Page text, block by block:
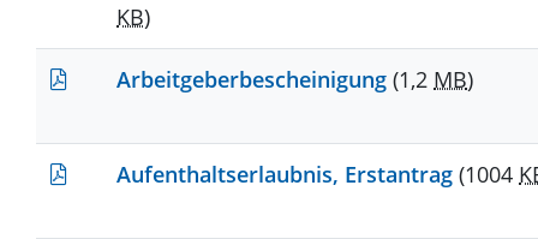
KB)
Arbeitgeberbescheinigung (1,2 MB)
Aufenthaltserlaubnis, Erstantrag (1004